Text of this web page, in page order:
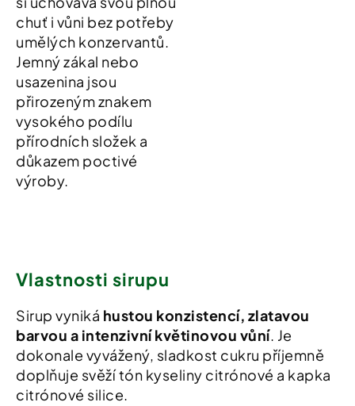
chuť i vůni bez potřeby
umělých konzervantů.
Jemný zákal nebo
usazenina jsou
přirozeným znakem
vysokého podílu
přírodních složek a
důkazem poctivé
výroby.
Vlastnosti sirupu
Sirup vyniká hustou konzistencí, zlatavou
barvou a intenzivní květinovou vůní. Je
dokonale vyvážený, sladkost cukru příjemně
doplňuje svěží tón kyseliny citrónové a kapka
citrónové silice.